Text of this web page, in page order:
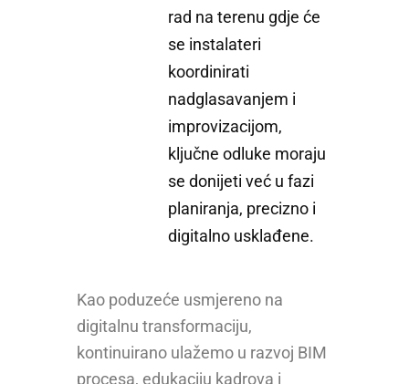
rad na terenu gdje će
se instalateri
koordinirati
nadglasavanjem i
improvizacijom,
ključne odluke moraju
se donijeti već u fazi
planiranja, precizno i
digitalno usklađene.
Kao poduzeće usmjereno na
digitalnu transformaciju,
kontinuirano ulažemo u razvoj BIM
procesa, edukaciju kadrova i